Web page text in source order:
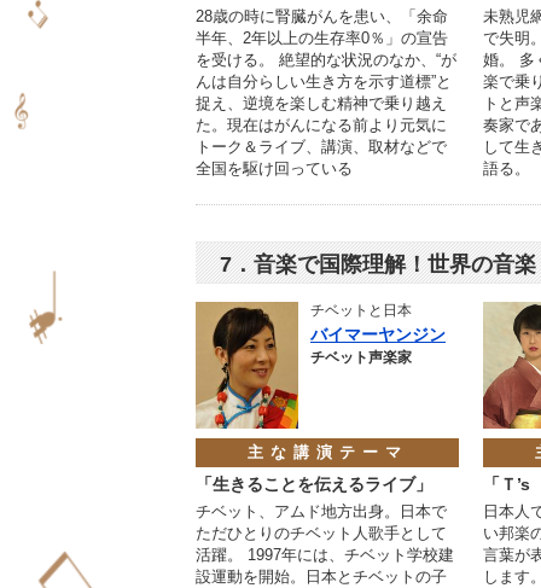
28歳の時に腎臓がんを患い、「余命
半年、2年以上の生存率0％」の宣告
を受ける。 絶望的な状況のなか、“が
んは自分らしい生き方を示す道標”と
捉え、逆境を楽しむ精神で乗り越え
た。現在はがんになる前より元気に
トーク＆ライブ、講演、取材などで
全国を駆け回っている
未熟児
で失明
婚。 多
楽で乗
トと声
奏家で
して生
語る。
7．音楽で国際理解！世界の音楽
チベットと日本
バイマーヤンジン
チベット声楽家
主な講演テーマ
「生きることを伝えるライブ」
チベット、アムド地方出身。日本で
ただひとりのチベット人歌手として
活躍。 1997年には、チベット学校建
設運動を開始。日本とチベットの子
「Ｔ
日本人
い邦楽
言葉が
します